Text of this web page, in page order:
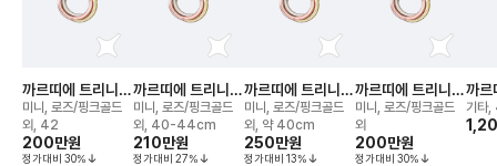
까르띠에 트리니티
네크리스
미니, 로즈/핑크골드
외, 42
200만원
정가대비 30%
까르띠에 트리니티
네크리스
미니, 로즈/핑크골드
외, 40-44cm
210만원
정가대비 27%
까르띠에 트리니티
네크리스
미니, 로즈/핑크골드
외, 약 40cm
250만원
정가대비 13%
까르띠에 트리니티
네크리스
미니, 로즈/핑크골드
외
200만원
정가대비 30%
까르
루
치
기타